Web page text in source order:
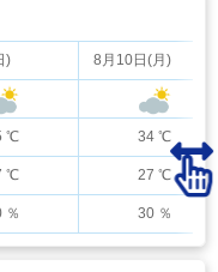
) 8月10日(月)
℃ 34 ℃
℃ 27 ℃
％ 30 ％